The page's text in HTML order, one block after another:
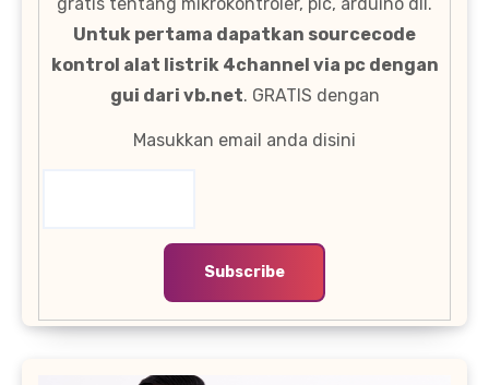
Untuk pertama dapatkan sourcecode
kontrol alat listrik 4channel via pc dengan
gui dari vb.net. GRATIS dengan
Masukkan email anda disini